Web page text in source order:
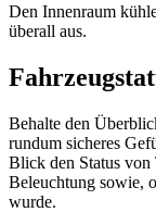
Den Innenraum
überall aus.
Behalte den
rundum sicheres
Blick den Status von
Beleuchtung sowie,
wurde.